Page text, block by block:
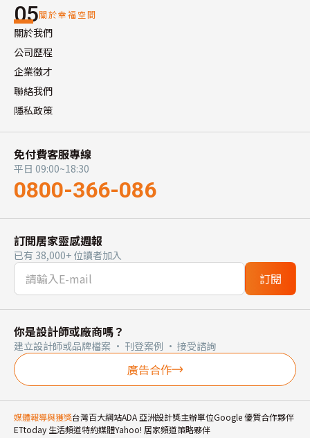
05關於幸福空間
關於我們
公司歷程
企業徵才
聯絡我們
隱私政策
免付費客服專線
平日 09:00~18:30
0800-366-086
訂閱居家靈感週報
已有 38,000+ 位讀者加入
訂閱
你是設計師或廠商嗎？
建立設計師或品牌檔案 · 刊登案例 · 接受諮詢
廣告合作
媒體報導與獲獎台灣百大網站ADA 亞洲設計獎主辦單位Google 優質合作夥伴
ETtoday 生活頻道特約媒體Yahoo! 居家頻道策略夥伴